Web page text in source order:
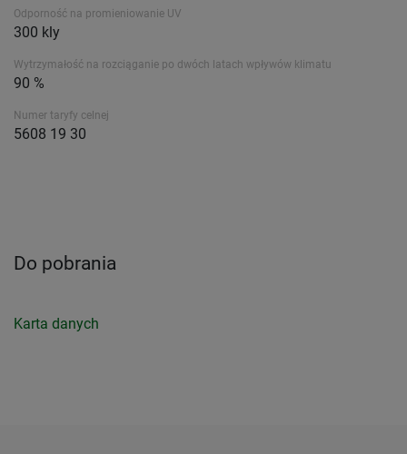
Odporność na promieniowanie UV
300 kly
Wytrzymałość na rozciąganie po dwóch latach wpływów klimatu
90 %
Numer taryfy celnej
5608 19 30
Do pobrania
Karta danych